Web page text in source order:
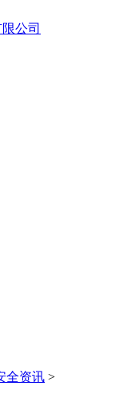
全资讯 >